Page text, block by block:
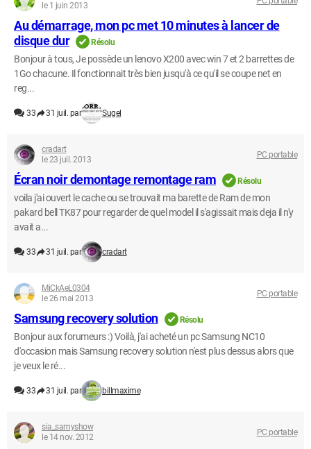
le 1 juin 2013
Au démarrage, mon pc met 10 minutes à lancer de
disque dur
Résolu
Bonjour à tous, Je possède un lenovo X200 avec win 7 et 2 barrettes de
1Go chacune. Il fonctionnait très bien jusqu'à ce qu'il se coupe net en
reg...
33 31 juil. par Sugel
cradart
le 23 juil. 2013
PC portable
Écran noir demontage remontage ram Résolu
voila j'ai ouvert le cache ou se trouvait ma barette de Ram de mon
pakard bell TK87 pour regarder de quel model il s'agissait mais deja il n'y
avait a...
33 31 juil. par cradart
MiCkAeL0304
le 26 mai 2013
PC portable
Samsung recovery solution Résolu
Bonjour aux forumeurs :) Voilà, j'ai acheté un pc Samsung NC10
d'occasion mais Samsung recovery solution n'est plus dessus alors que
je veux le ré...
33 31 juil. par billmaxime
sia_samyshow
le 14 nov. 2012
PC portable